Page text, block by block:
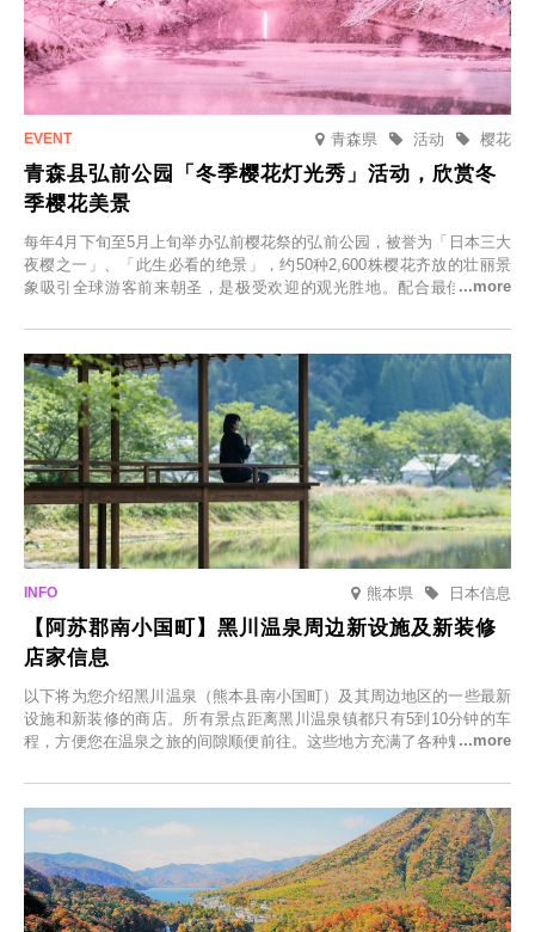
青森県 樱花
活动
青森县弘前公园「冬季樱花灯光秀」活动，欣赏冬
季樱花美景
每年4月下旬至5月上旬举办弘前樱花祭的弘前公园，被誉为「日本三大
夜樱之一」、「此生必看的绝景」，约50种2,600株樱花齐放的壮丽景
象吸引全球游客前来朝圣，是极受欢迎的观光胜地。配合最佳观雪时
「冬季樱花灯光秀」。
熊本県 日本信息
【阿苏郡南小国町】黑川温泉周边新设施及新装修
店家信息
以下将为您介绍黑川温泉（熊本县南小国町）及其周边地区的一些最新
设施和新装修的商店。所有景点距离黑川温泉镇都只有5到10分钟的车
程，方便您在温泉之旅的间隙顺便前往。这些地方充满了各种魅力，包
食材的餐厅。让您体验黑川温泉的全新乐趣。